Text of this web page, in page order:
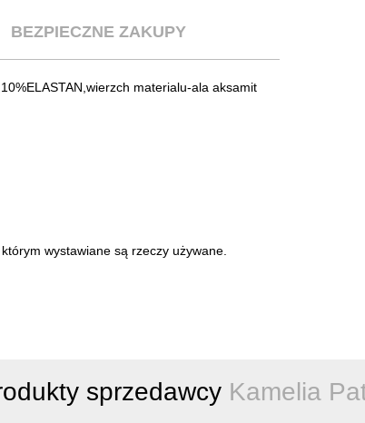
BEZPIECZNE ZAKUPY
materialu-ala aksamit
wystawiane są rzeczy używane.
sprzedawcy Kamelia